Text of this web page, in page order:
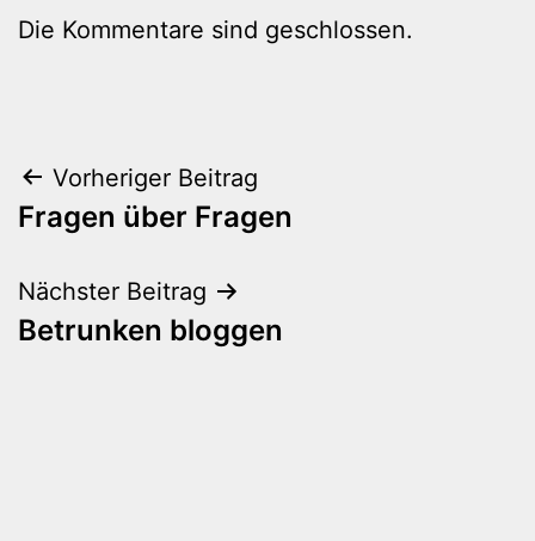
Die Kommentare sind geschlossen.
Beitragsnavigation
Vorheriger Beitrag
Fragen über Fragen
Nächster Beitrag
Betrunken bloggen